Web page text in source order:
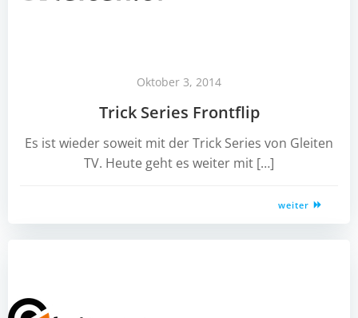
Oktober 3, 2014
Trick Series Frontflip
Es ist wieder soweit mit der Trick Series von Gleiten
TV. Heute geht es weiter mit […]
weiter